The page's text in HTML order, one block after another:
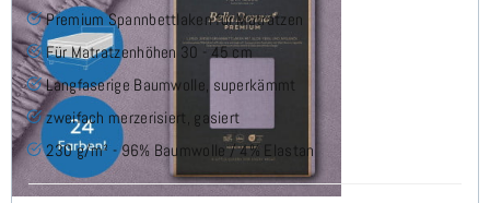
Premium Spannbettlaken für Matratzen
Für Matratzenhöhen 30 - 45 cm
Langfaserige Baumwolle, superkämmt
zweifach merzerisiert, gasiert
230 g/m² - 96% Baumwolle / 4% Elastan